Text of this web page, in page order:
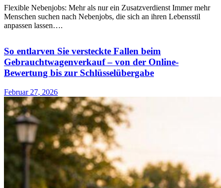
Flexible Nebenjobs: Mehr als nur ein Zusatzverdienst Immer mehr
Menschen suchen nach Nebenjobs, die sich an ihren Lebensstil
anpassen lassen….
So entlarven Sie versteckte Fallen beim
Gebrauchtwagenverkauf – von der Online-
Bewertung bis zur Schlüsselübergabe
Februar 27, 2026